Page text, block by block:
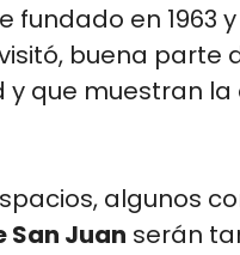
fundado en 1963
buena parte
que muestran la
algunos
San Juan serán